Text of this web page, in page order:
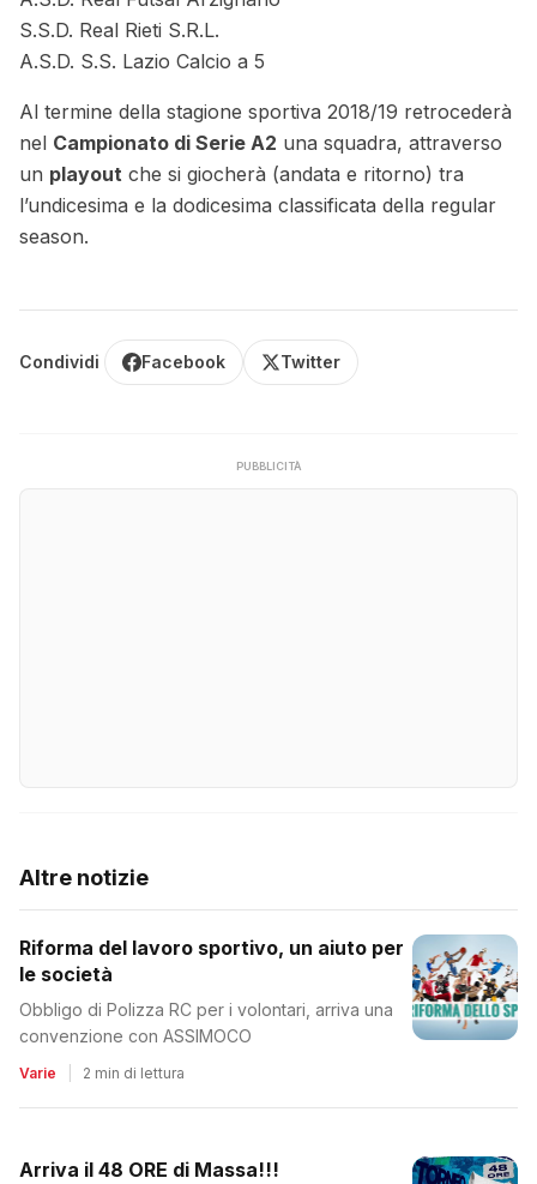
S.S.D. Real Rieti S.R.L.
A.S.D. S.S. Lazio Calcio a 5
Al termine della stagione sportiva 2018/19 retrocederà
nel Campionato di Serie A2 una squadra, attraverso
un playout che si giocherà (andata e ritorno) tra
l’undicesima e la dodicesima classificata della regular
season.
Condividi Facebook Twitter
PUBBLICITÀ
Altre notizie
Riforma del lavoro sportivo, un aiuto per
le società
Obbligo di Polizza RC per i volontari, arriva una
convenzione con ASSIMOCO
Varie 2 min di lettura
Arriva il 48 ORE di Massa!!!